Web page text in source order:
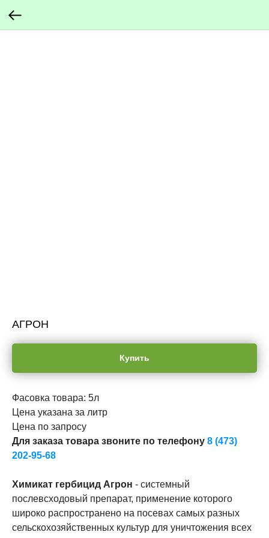
АГРОН
Купить
Фасовка товара: 5л
Цена указана за литр
Цена по запросу
Для заказа товара звоните по телефону 8 (473)
202-95-68
Химикат гербицид Агрон - системный
послевсходовый препарат, применение которого
широко распространено на посевах самых разных
сельскохозяйственных культур для уничтожения всех